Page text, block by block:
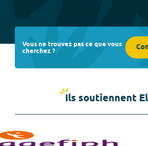
Vous ne trouvez pas ce que vous
cherchez ?
Ils soutiennent